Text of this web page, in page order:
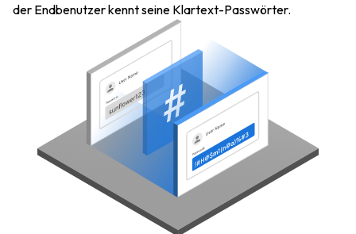
der Endbenutzer kennt seine Klartext-Passwörter.